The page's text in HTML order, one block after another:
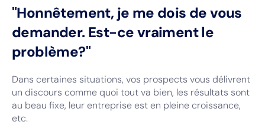
"Honnêtement, je me dois de vous
demander. Est-ce vraiment le
problème?"
Dans certaines situations, vos prospects vous délivrent
un discours comme quoi tout va bien, les résultats sont
au beau fixe, leur entreprise est en pleine croissance,
etc.